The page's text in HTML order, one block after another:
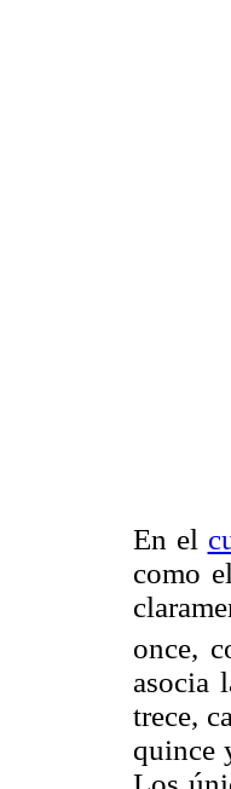
En el
como
once,
asocia
trece,
quince